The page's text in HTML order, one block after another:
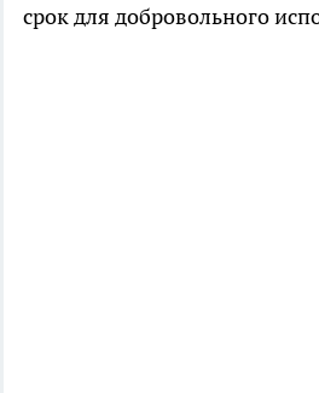
срок для добровольного